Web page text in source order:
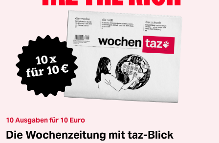
10 Ausgaben für 10 Euro
Die Wochenzeitung mit taz-Blick